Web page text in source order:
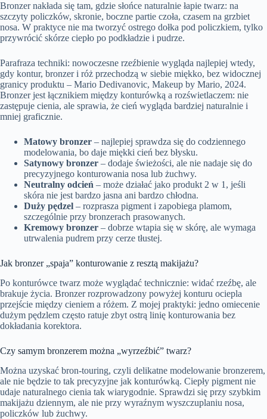
Bronzer nakłada się tam, gdzie słońce naturalnie łapie twarz: na
szczyty policzków, skronie, boczne partie czoła, czasem na grzbiet
nosa. W praktyce nie ma tworzyć ostrego dołka pod policzkiem, tylko
przywrócić skórze ciepło po podkładzie i pudrze.
Parafraza techniki: nowoczesne rzeźbienie wygląda najlepiej wtedy,
gdy kontur, bronzer i róż przechodzą w siebie miękko, bez widocznej
granicy produktu – Mario Dedivanovic, Makeup by Mario, 2024.
Bronzer jest łącznikiem między konturówką a rozświetlaczem: nie
zastępuje cienia, ale sprawia, że cień wygląda bardziej naturalnie i
mniej graficznie.
Matowy bronzer – najlepiej sprawdza się do codziennego
modelowania, bo daje miękki cień bez błysku.
Satynowy bronzer – dodaje świeżości, ale nie nadaje się do
precyzyjnego konturowania nosa lub żuchwy.
Neutralny odcień – może działać jako produkt 2 w 1, jeśli
skóra nie jest bardzo jasna ani bardzo chłodna.
Duży pędzel – rozprasza pigment i zapobiega plamom,
szczególnie przy bronzerach prasowanych.
Kremowy bronzer – dobrze wtapia się w skórę, ale wymaga
utrwalenia pudrem przy cerze tłustej.
Jak bronzer „spaja” konturowanie z resztą makijażu?
Po konturówce twarz może wyglądać technicznie: widać rzeźbę, ale
brakuje życia. Bronzer rozprowadzony powyżej konturu ociepla
przejście między cieniem a różem. Z mojej praktyki: jedno omiecenie
dużym pędzlem często ratuje zbyt ostrą linię konturowania bez
dokładania korektora.
Czy samym bronzerem można „wyrzeźbić” twarz?
Można uzyskać bron-touring, czyli delikatne modelowanie bronzerem,
ale nie będzie to tak precyzyjne jak konturówką. Ciepły pigment nie
udaje naturalnego cienia tak wiarygodnie. Sprawdzi się przy szybkim
makijażu dziennym, ale nie przy wyraźnym wyszczuplaniu nosa,
policzków lub żuchwy.